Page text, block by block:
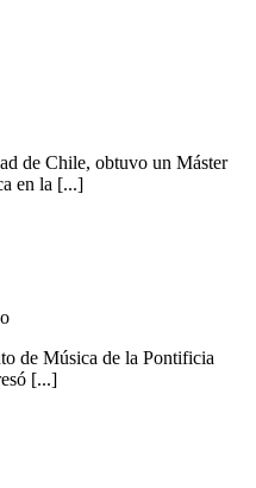
de Chile, obtuvo un Máster
en la [...]
de Música de la Pontificia
[...]